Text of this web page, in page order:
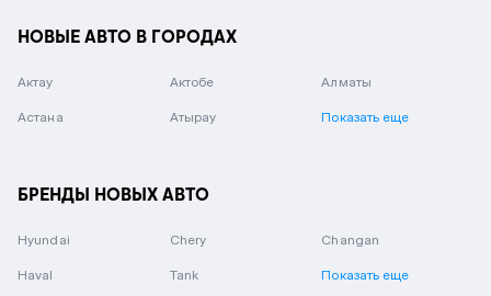
НОВЫЕ АВТО В ГОРОДАХ
Актау Актобе Алматы
Астана Атырау Показать еще
БРЕНДЫ НОВЫХ АВТО
Hyundai Chery Changan
Haval Tank Показать еще